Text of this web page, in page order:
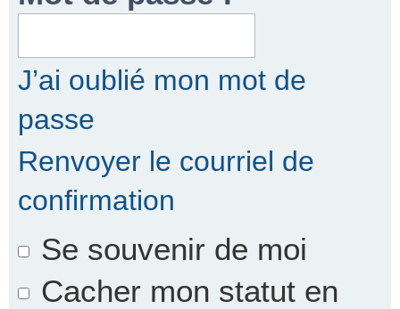
J’ai oublié mon mot de
passe
Renvoyer le courriel de
confirmation
Se souvenir de moi
Cacher mon statut en